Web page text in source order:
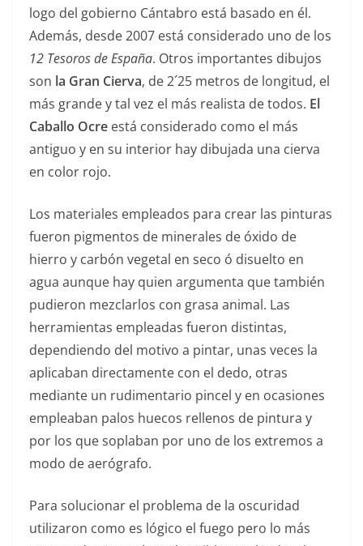
logo del gobierno Cántabro está basado en él.
Además, desde 2007 está considerado uno de los
12 Tesoros de España. Otros importantes dibujos
son la Gran Cierva, de 2´25 metros de longitud, el
más grande y tal vez el más realista de todos. El
Caballo Ocre está considerado como el más
antiguo y en su interior hay dibujada una cierva
en color rojo.
Los materiales empleados para crear las pinturas
fueron pigmentos de minerales de óxido de
hierro y carbón vegetal en seco ó disuelto en
agua aunque hay quien argumenta que también
pudieron mezclarlos con grasa animal. Las
herramientas empleadas fueron distintas,
dependiendo del motivo a pintar, unas veces la
aplicaban directamente con el dedo, otras
mediante un rudimentario pincel y en ocasiones
empleaban palos huecos rellenos de pintura y
por los que soplaban por uno de los extremos a
modo de aerógrafo.
Para solucionar el problema de la oscuridad
utilizaron como es lógico el fuego pero lo más